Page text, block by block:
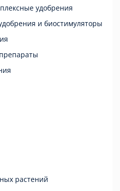
удобрения
и биостимуляторы
растений